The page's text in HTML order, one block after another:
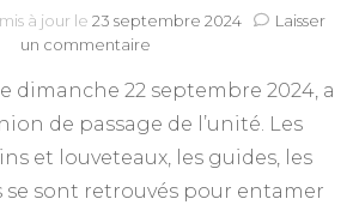
mis à jour le 23 septembre 2024
Laisser
un commentairesur
de
passage
22
septembre
dimanche 22 septembre 2024, a
de passage de l’unité. Les
et louveteaux, les guides, les
se sont retrouvés pour entamer